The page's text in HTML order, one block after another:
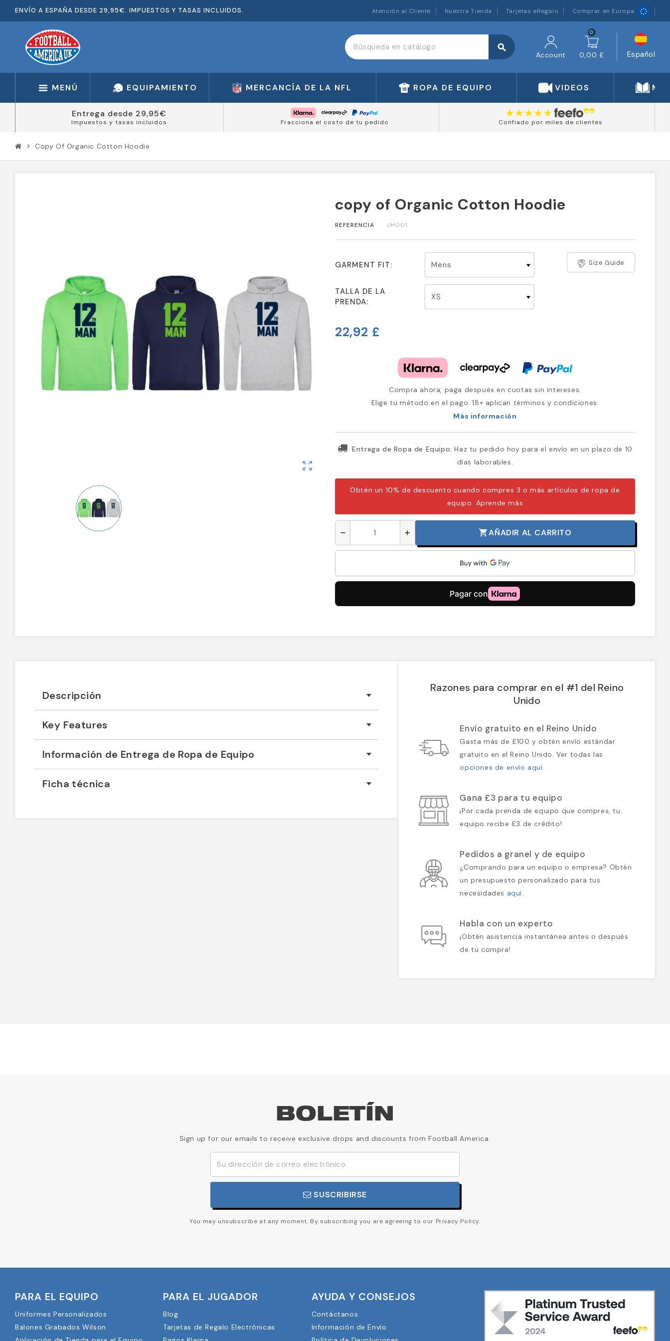
ENVÍO A ESPAÑA DESDE 29,95€. IMPUESTOS Y TASAS INCLUIDOS. Atención al Cliente Nuestra Tienda Tarjetas eRegalo Comprar en Europa
search
Account
0
0,00 £ Español
MENÚ EQUIPAMIENTO MERCANCÍA DE LA NFL ROPA DE EQUIPO VIDEOS
Entrega desde 29,95€
Impuestos y tasas incluidos Fracciona el costo de tu pedido Confiado por miles de clientes
chevron_right Copy Of Organic Cotton Hoodie
zoom_out_map
copy of Organic Cotton Hoodie
REFERENCIA JH001
GARMENT FIT: Size Guide
TALLA DE LA
PRENDA:
22,92 £
Compra ahora, paga después en cuotas sin intereses.
Elige tu método en el pago. 18+ aplican términos y condiciones.
Más información
Entrega de Ropa de Equipo: Haz tu pedido hoy para el envío en un plazo de 10
días laborables.
Obtén un 10% de descuento cuando compres 3 o más artículos de ropa de
equipo. Aprende más
remove add shopping_cartAÑADIR AL CARRITO
Descripción
Key Features
Información de Entrega de Ropa de Equipo
Ficha técnica
Razones para comprar en el #1 del Reino
Unido
Envío gratuito en el Reino Unido
Gasta más de £100 y obtén envío estándar
gratuito en el Reino Unido. Ver todas las
opciones de envío aquí.
Gana £3 para tu equipo
¡Por cada prenda de equipo que compres, tu
equipo recibe £3 de crédito!
Pedidos a granel y de equipo
¿Comprando para un equipo o empresa? Obtén
un presupuesto personalizado para tus
necesidades aquí.
Habla con un experto
¡Obtén asistencia instantánea antes o después
de tu compra!
BOLETÍN
Sign up for our emails to receive exclusive drops and discounts from Football America.
SUSCRIBIRSE
You may unsubscribe at any moment. By subscribing you are agreeing to our Privacy Policy.
PARA EL EQUIPO
Uniformes Personalizados
Balones Grabados Wilson
PARA EL JUGADOR
Blog
Tarjetas de Regalo Electrónicas
AYUDA Y CONSEJOS
Contáctanos
Información de Envío